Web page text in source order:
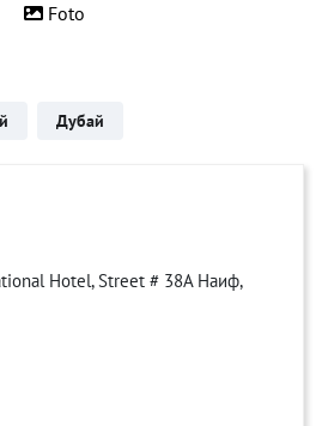
Foto
Дубай
Hotel, Street # 38A Наиф,